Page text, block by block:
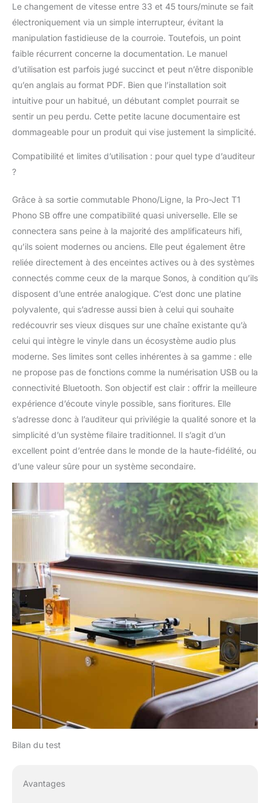
Le changement de vitesse entre 33 et 45 tours/minute se fait
électroniquement via un simple interrupteur, évitant la
manipulation fastidieuse de la courroie. Toutefois, un point
faible récurrent concerne la documentation. Le manuel
d’utilisation est parfois jugé succinct et peut n’être disponible
qu’en anglais au format PDF. Bien que l’installation soit
intuitive pour un habitué, un débutant complet pourrait se
sentir un peu perdu. Cette petite lacune documentaire est
dommageable pour un produit qui vise justement la simplicité.
Compatibilité et limites d’utilisation : pour quel type d’auditeur
?
Grâce à sa sortie commutable Phono/Ligne, la Pro-Ject T1
Phono SB offre une compatibilité quasi universelle. Elle se
connectera sans peine à la majorité des amplificateurs hifi,
qu’ils soient modernes ou anciens. Elle peut également être
reliée directement à des enceintes actives ou à des systèmes
connectés comme ceux de la marque Sonos, à condition qu’ils
disposent d’une entrée analogique. C’est donc une platine
polyvalente, qui s’adresse aussi bien à celui qui souhaite
redécouvrir ses vieux disques sur une chaîne existante qu’à
celui qui intègre le vinyle dans un écosystème audio plus
moderne. Ses limites sont celles inhérentes à sa gamme : elle
ne propose pas de fonctions comme la numérisation USB ou la
connectivité Bluetooth. Son objectif est clair : offrir la meilleure
expérience d’écoute vinyle possible, sans fioritures. Elle
s’adresse donc à l’auditeur qui privilégie la qualité sonore et la
simplicité d’un système filaire traditionnel. Il s’agit d’un
excellent point d’entrée dans le monde de la haute-fidélité, ou
d’une valeur sûre pour un système secondaire.
Bilan du test
Avantages